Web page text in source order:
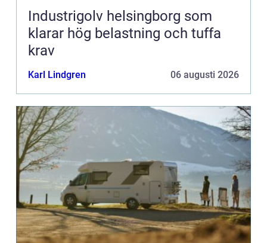
Industrigolv helsingborg som
klarar hög belastning och tuffa
krav
Karl Lindgren 06 augusti 2026